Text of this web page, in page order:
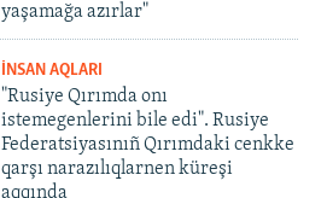
yaşamağa azırlar"
İNSAN AQLARI
"Rusiye Qırımda onı
istemegenlerini bile edi". Rusiye
Federatsiyasınıñ Qırımdaki cenkke
qarşı narazılıqlarnen küreşi
aqqında